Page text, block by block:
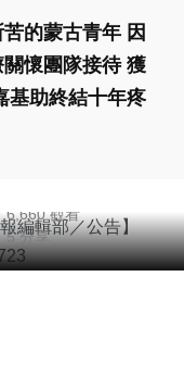
的蒙古青年 因
懷團隊接待 獲
基助終結十年疼
條 綜合新聞
報編輯部／公
6,660 觀看
5 分享
合新聞